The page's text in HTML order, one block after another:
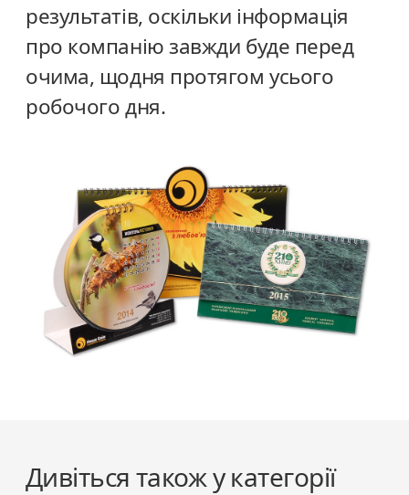
результатів, оскільки інформація
про компанію завжди буде перед
очима, щодня протягом усього
робочого дня.
Дивіться також у категорії